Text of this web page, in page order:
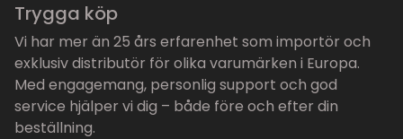
Trygga köp
Vi har mer än 25 års erfarenhet som importör och
exklusiv distributör för olika varumärken i Europa.
Med engagemang, personlig support och god
service hjälper vi dig – både före och efter din
beställning.